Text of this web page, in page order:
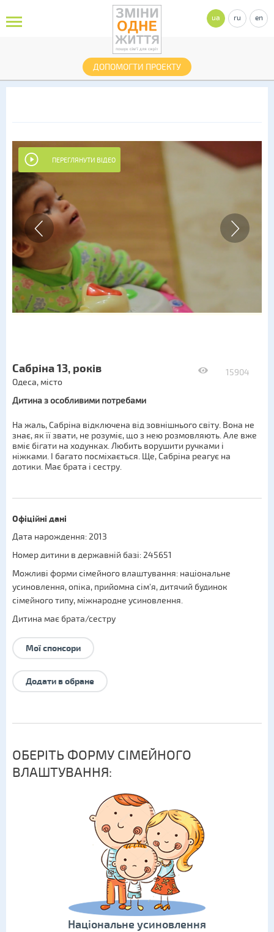
ДОПОМОГТИ ПРОЕКТУ
ua ru en
ПЕРЕГЛЯНУТИ ВІДЕО
15904
Сабріна 13, років
Одеса, місто
Дитина з особливими потребами
На жаль, Сабріна відключена від зовнішнього світу. Вона не
знає, як її звати, не розуміє, що з нею розмовляють. Але вже
вміє бігати на ходунках. Любить ворушити ручками і
ніжками. І багато посміхається. Ще, Сабріна реагує на
дотики. Має брата і сестру.
Офіційні дані
Дата нарождення: 2013
Номер дитини в державній базі: 245651
Можливі форми сімейного влаштування: національне
усиновлення,опіка, прийомна сім'я,дитячий будинок
сімейного типу, міжнародне усиновлення.
Дитина має брата/сестру
Мої спонсори
Додати в обране
ОБЕРІТЬ ФОРМУ СІМЕЙНОГО
ВЛАШТУВАННЯ:
Національне усиновлення